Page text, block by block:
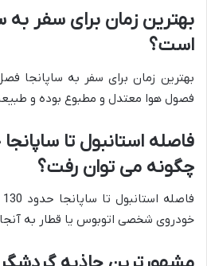
بهترین زمان برای سفر به
است؟
بهترین زمان برای سفر به ساپانجا
فصول هوا معتدل و مطبوع بوده و
فاصله استانبول تا
چگونه می توان رفت؟
خودروی شخصی اتوبوس یا قطار به